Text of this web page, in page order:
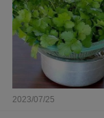
2023/07/25